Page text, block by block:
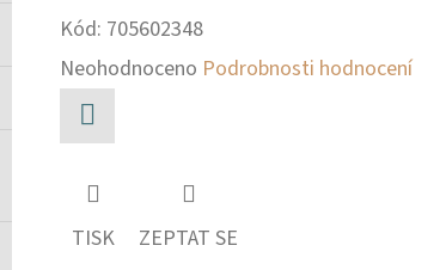
Kód: 705602348
Průměrné
hodnocení
produktu
0,0
Neohodnoceno Podrobnosti hodnocení
TISK ZEPTAT SE